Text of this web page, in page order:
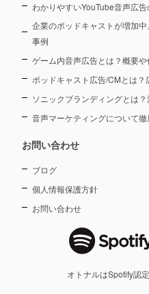
わかりやすいYouTube音声広告
企業のポッドキャストが増加
事例
ゲーム内音声広告とは？概要
ポッドキャスト広告/CMとは
ソニックブランディングとは
音声マーケティングについて徹
お問い合わせ
ブログ
個人情報保護方針
お問い合わせ
オトナルはSpotify認